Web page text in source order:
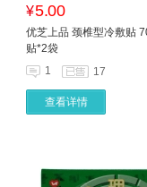
¥5.00
优芝上品 颈椎型冷敷贴
贴*2袋
1
17
查看详情